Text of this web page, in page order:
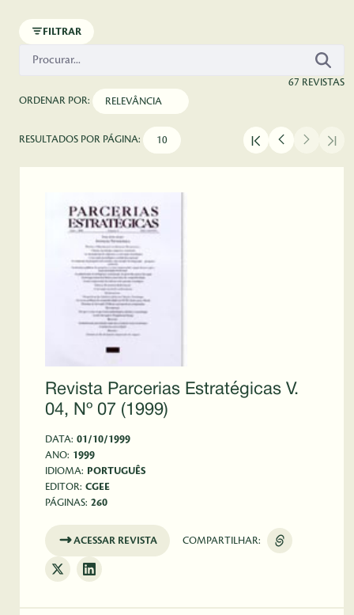
FILTRAR
67 REVISTAS
ORDENAR POR:
RESULTADOS POR PÁGINA:
Revista Parcerias Estratégicas V.
04, Nº 07 (1999)
DATA: 01/10/1999
ANO: 1999
IDIOMA: PORTUGUÊS
EDITOR: CGEE
PÁGINAS: 260
ACESSAR REVISTA COMPARTILHAR: